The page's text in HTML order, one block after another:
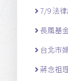
7/9 法
長風基
台北市
蔣念祖